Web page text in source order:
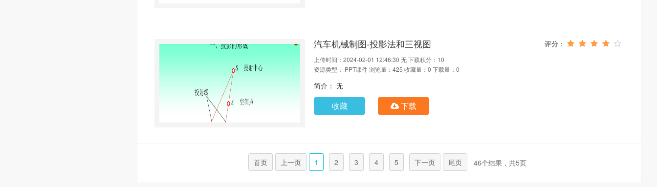
汽车机械制图-投影法和三视图
上传时间：2024-02-01 12:46:30 无下载积分：10
资源类型： PPT课件浏览量：425 收藏量：0 下载量：0
简介： 无
收藏 下载
首页 上一页 1 2 3 4 5 下一页 尾页 46个结果，共5页